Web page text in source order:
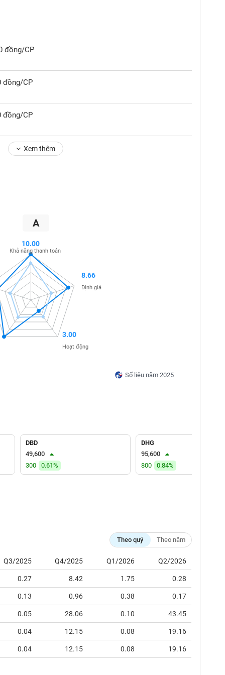
đồng/CP
đồng/CP
đồng/CP
Xem thêm
A
Số liệu năm 2025
10.00
Khả năng thanh toán
8.66
Định giá
3.00
Hoạt động
DBD
49,600
300
0.61%
DHG
95,600
800
0.84%
Theo quý Theo năm
Q3/2025 Q4/2025 Q1/2026 Q2/2026
0.27 8.42 1.75 0.28
0.13 0.96 0.38 0.17
0.05 28.06 0.10 43.45
0.04 12.15 0.08 19.16
0.04 12.15 0.08 19.16